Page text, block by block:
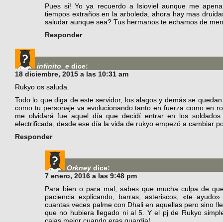
Pues si! Yo ya recuerdo a Isioviel aunque me
tiempos extraños en la arboleda, ahora hay mas
saludar aunque sea? Tus hermanos te echamos de
Responder
infinito_e dice:
18 diciembre, 2015 a las 10:31 am
Rukyo os saluda.
Todo lo que diga de este servidor, los alagos y demás se
como tu personaje va evolucionando tanto en fuerza como en
me olvidará fue aquel día que decidí entrar en los
electrificada, desde ese día la vida de rukyo empezó a cambiar
Responder
Orkney dice:
7 enero, 2016 a las 9:48 pm
Para bien o para mal, sabes que mucha culpa de
paciencia explicando, barras, asteriscos, «te
cuantas veces palme con Dhali en aquellas pero sino
que no hubiera llegado ni al 5. Y el pj de Rukyo